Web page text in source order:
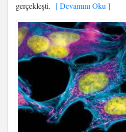
gerçekleşti. [ Devamını Oku ]